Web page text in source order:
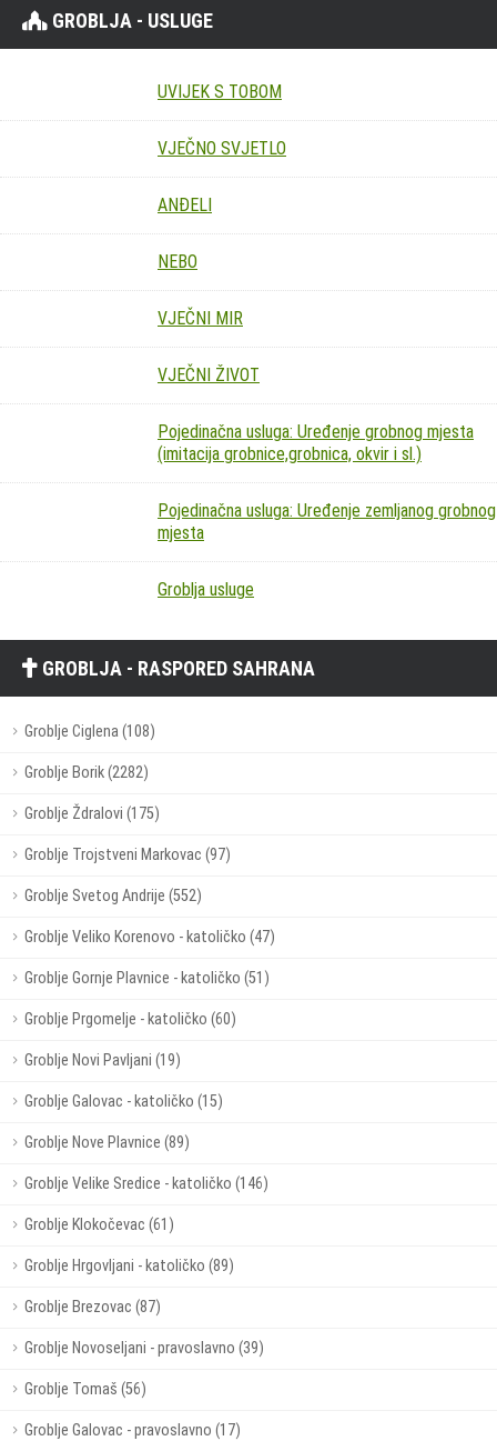
GROBLJA - USLUGE
UVIJEK S TOBOM
VJEČNO SVJETLO
ANĐELI
NEBO
VJEČNI MIR
VJEČNI ŽIVOT
Pojedinačna usluga: Uređenje grobnog mjesta
(imitacija grobnice,grobnica, okvir i sl.)
Pojedinačna usluga: Uređenje zemljanog grobnog
mjesta
Groblja usluge
GROBLJA - RASPORED SAHRANA
Groblje Ciglena (108)
Groblje Borik (2282)
Groblje Ždralovi (175)
Groblje Trojstveni Markovac (97)
Groblje Svetog Andrije (552)
Groblje Veliko Korenovo - katoličko (47)
Groblje Gornje Plavnice - katoličko (51)
Groblje Prgomelje - katoličko (60)
Groblje Novi Pavljani (19)
Groblje Galovac - katoličko (15)
Groblje Nove Plavnice (89)
Groblje Velike Sredice - katoličko (146)
Groblje Klokočevac (61)
Groblje Hrgovljani - katoličko (89)
Groblje Brezovac (87)
Groblje Novoseljani - pravoslavno (39)
Groblje Tomaš (56)
Groblje Galovac - pravoslavno (17)